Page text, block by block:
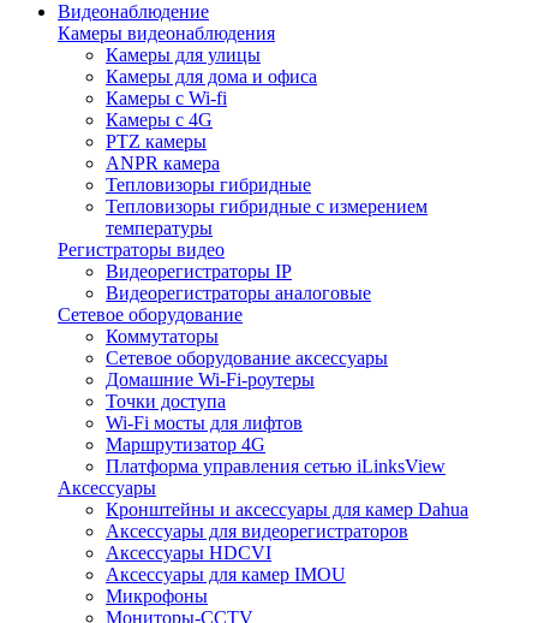
Видеонаблюдение
Камеры видеонаблюдения
Камеры для улицы
Камеры для дома и офиса
Камеры с Wi-fi
Камеры с 4G
PTZ камеры
ANPR камера
Тепловизоры гибридные
Тепловизоры гибридные c измерением
температуры
Регистраторы видео
Видеорегистраторы IP
Видеорегистраторы аналоговые
Сетевое оборудование
Коммутаторы
Сетевое оборудование аксессуары
Домашние Wi-Fi-роутеры
Точки доступа
Wi-Fi мосты для лифтов
Маршрутизатор 4G
Платформа управления сетью iLinksView
Аксессуары
Кронштейны и аксессуары для камер Dahua
Аксессуары для видеорегистраторов
Аксессуары HDCVI
Аксессуары для камер IMOU
Микрофоны
Мониторы-CCTV